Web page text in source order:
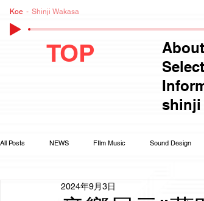
TOP
About
shinji
Koe Shinji Wakasa
All Posts NEWS FIlm Music Sound Design
2024年9月3日